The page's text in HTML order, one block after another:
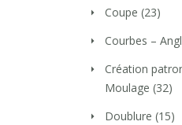
Coupe (23)
Courbes –
Création
Moulage (32)
Doublure (15)